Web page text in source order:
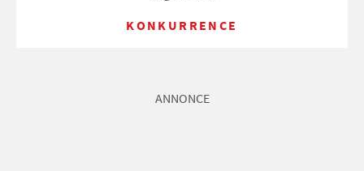
KONKURRENCE
ANNONCE